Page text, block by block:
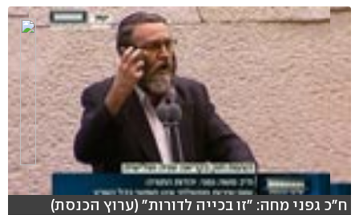
ח"כ גפני מחה: "זו בכייה לדורות" (ערוץ הכנסת)